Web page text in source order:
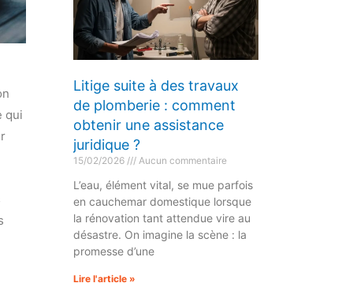
qui
Litige suite à des travaux
de plomberie : comment
obtenir une assistance
juridique ?
15/02/2026 Aucun commentaire
L’eau, élément vital, se mue parfois
en cauchemar domestique lorsque
la rénovation tant attendue vire au
désastre. On imagine la scène : la
promesse d’une
Lire l'article »